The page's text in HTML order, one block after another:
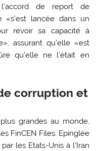
de report de
«s’est lancée dans un
revoir sa capacité à
assurant qu’elle «est
qu’elle ne l’était en
corruption et
grandes au monde,
FinCEN Files. Epinglée
les Etats-Unis à l’Iran